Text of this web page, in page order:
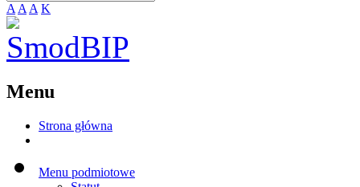
A A A K
Menu
Strona główna
Menu podmiotowe